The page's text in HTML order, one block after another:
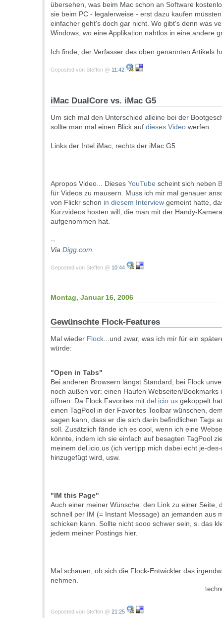
übersehen, was beim Mac schon an Software
sie beim PC - legalerweise - erst dazu kaufen
einfacher geht's doch gar nicht. Wo gibt's denn was
Windows, wo eine Applikation nahtlos in eine andere
Ich finde, der Verfasser des oben genannten Artikels
Geposted von Steffen @ 11:42
iMac DualCore vs. iMac G5
Um sich mal den Unterschied alleine bei der
sollte man mal einen Blick auf dieses Video werfen.
Links der Intel iMac, rechts der iMac G5
Apropos Video... Dieses YouTube scheint sich neben
für Videos zu mausern. Muss ich mir mal genauer
von Flickr schon in diesem Interview gemeint hatte,
Kurzvideos hosten will, die man mit der Handy-
aufgenommen hat.
--
Via Digg.com.
Geposted von Steffen @ 10:44
Montag, Januar 16, 2006
Gewünschte Flock-Features
Mal wieder Flock...und zwar, was ich mir für ein
würde:
"Open in Tabs"
Bei anderen Browsern längst Standard, bei Flock
noch außen vor: einen Haufen Webseiten/Bookmarks
öffnen. Da Flock Favorites mit del.icio.us gekoppelt
einen TagPool in der Favorites Toolbar wünschen,
sagen kann, dass er die sich darin befindlichen Tags
soll. Zusätzlich fände ich es cool, wenn ich eine
könnte, indem ich sie einfach auf besagten TagPool
meinem del.icio.us (ich vertipp mich dabei echt je-
hinzugefügt wird, usw.
"IM this Page"
Auch einer meiner Wünsche: den Link zu einer Seite,
schnell per IM (= Instant Message) an jemanden aus
schicken kann. Sollte nicht sooo schwer sein, s. das
jedem meiner Postings hier.
Mal schauen, ob sich die Flock-Entwickler das
nehmen.
Geposted von Steffen @ 21:25